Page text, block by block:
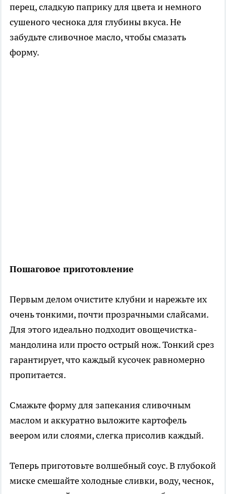
перец, сладкую паприку для цвета и немного
сушеного чеснока для глубины вкуса. Не
забудьте сливочное масло, чтобы смазать
форму.
Пошаговое приготовление
Первым делом очистите клубни и нарежьте их
очень тонкими, почти прозрачными слайсами.
Для этого идеально подходит овощечистка-
мандолина или просто острый нож. Тонкий срез
гарантирует, что каждый кусочек равномерно
пропитается.
Смажьте форму для запекания сливочным
маслом и аккуратно выложите картофель
веером или слоями, слегка присолив каждый.
Теперь приготовьте волшебный соус. В глубокой
миске смешайте холодные сливки, воду, чеснок,